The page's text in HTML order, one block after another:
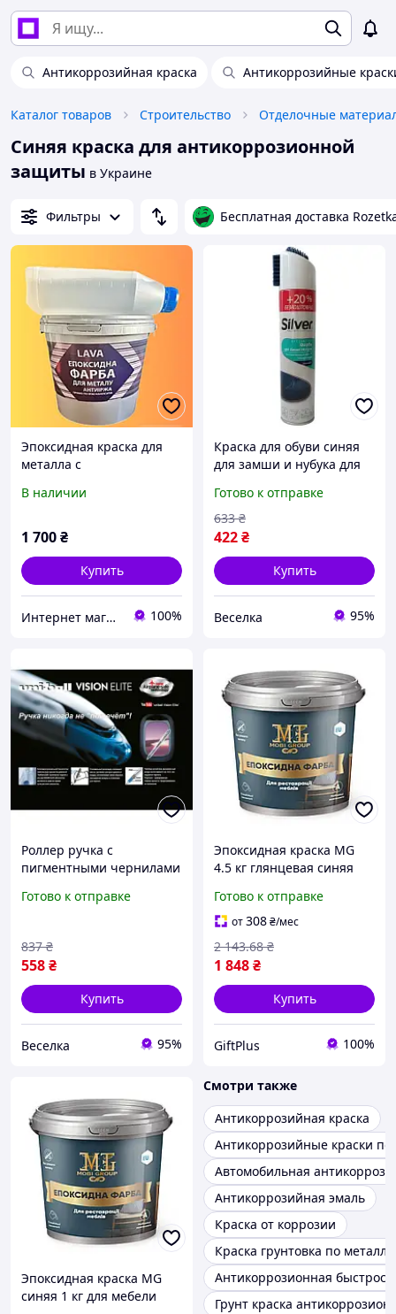
Антикоррозийная краска Антикоррозийные
Каталог товаров Строительство Отделочные
Синяя краска для антикоррозионной
защиты в Украине
Фильтры Бесплатная доставка
Эпоксидная краска для
металла с
RAL 5017 синий
В наличии
1 700₴
Купить
Интернет магазин 1988.ua 100%
Краска для обуви синяя
для замши и нубука для
защиты материалов 300
мл FLAME
Готово к отправке
422₴
633 ₴
Купить
Веселка 95%
Роллер ручка с
пигментными чернилами
защитой от давления
Готово к отправке
558₴
837 ₴
Купить
Веселка 95%
Эпоксидная краска MG
4.5 кг глянцевая синяя
реставрация
Готово к отправке
от308₴/мес
1 848₴
2 143.68 ₴
Купить
GiftPlus 100%
Эпоксидная краска MG
синяя 1 кг для мебели
Смотри также
Антикоррозийная краска
Антикоррозийные краски по
Автомобильная
Антикоррозийная эмаль
Краска от коррозии
Краска грунтовка по
Антикоррозионная
Грунт краска